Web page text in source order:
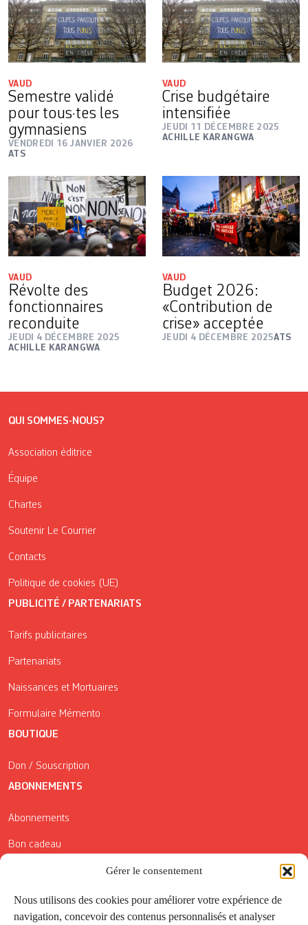
Gérer le consentement
Nous utilisons des cookies pour améliorer votre expérience de
navigation, concevoir des contenus personnalisés et analyser
VAUD
Semestre validé
pour tous·tes les
gymnasiens
VENDREDI 16 JANVIER 2026
ATS
VAUD
Crise budgétaire
intensifiée
JEUDI 11 DÉCEMBRE 2025
ACHILLE KARANGWA
VAUD
Révolte des
fonctionnaires
reconduite
JEUDI 4 DÉCEMBRE 2025
ACHILLE KARANGWA
VAUD
Budget 2026:
«Contribution de
crise» acceptée
JEUDI 4 DÉCEMBRE 2025ATS
QUI SOMMES-NOUS?
Association éditrice
Équipe
Chartes
Soutenir Le Courrier
Contacts
Politique de cookies (UE)
PUBLICITÉ / PARTENARIATS
Tarifs publicitaires
Partenariats
Naissances et Mortuaires
Formulaire Mémento
BOUTIQUE
Don / Souscription
ABONNEMENTS
Abonnements
Bon cadeau
Conditions générales de vente
Réductions de la Carte Côté Courrier